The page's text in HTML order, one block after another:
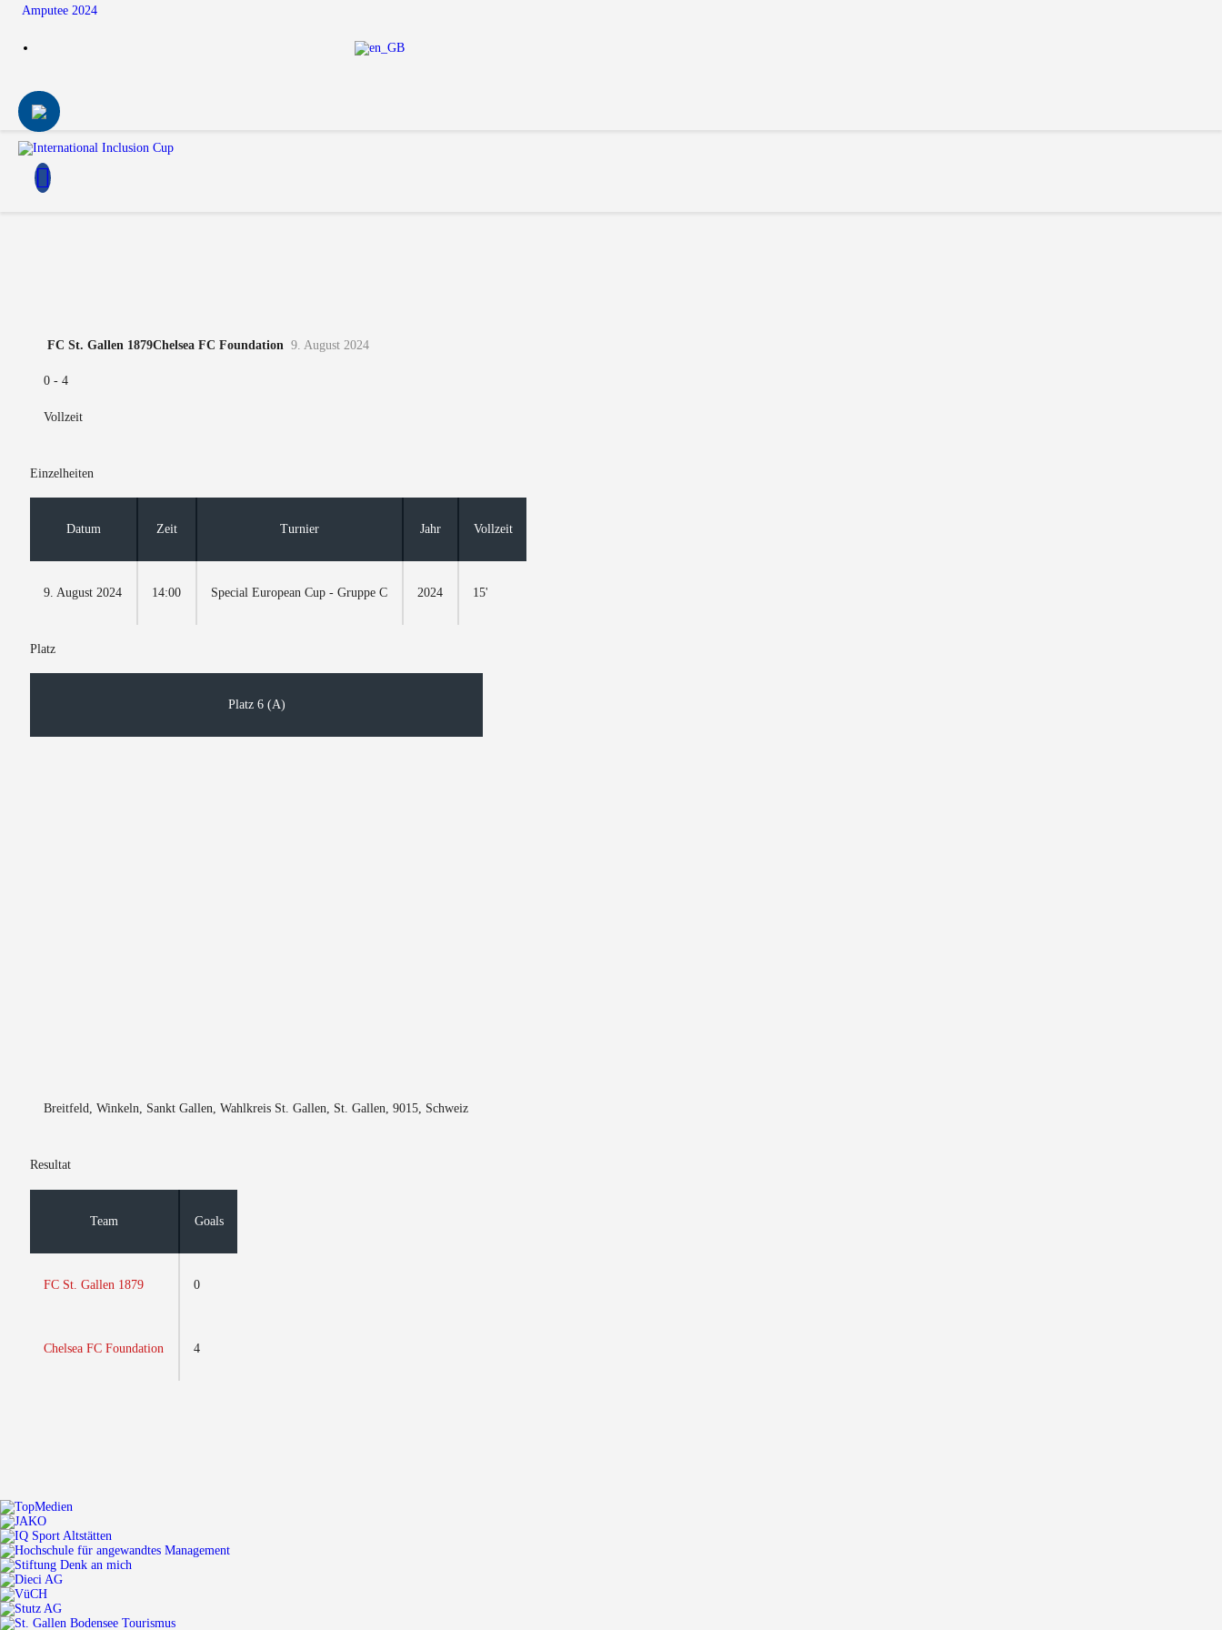
Amputee 2024
FC St. Gallen 1879Chelsea FC Foundation 9. August 2024
0 -4
Vollzeit
Einzelheiten
Datum Zeit Turnier Jahr Vollzeit
9. August 2024 14:00 Special European Cup - Gruppe C 2024 15'
Platz
Platz 6 (A)
Breitfeld, Winkeln, Sankt Gallen, Wahlkreis St. Gallen, St. Gallen, 9015, Schweiz
Resultat
Team Goals
FC St. Gallen 1879 0
Chelsea FC Foundation 4